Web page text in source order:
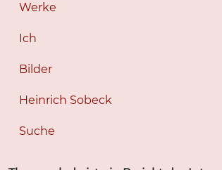
Werke
Ich
Bilder
Heinrich Sobeck
Suche